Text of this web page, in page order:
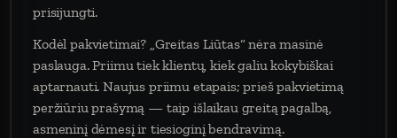
prisijungti.
Kodėl pakvietimai? „Greitas Liūtas“ nėra masinė
paslauga. Priimu tiek klientų, kiek galiu kokybiškai
aptarnauti. Naujus priimu etapais; prieš pakvietimą
peržiūriu prašymą — taip išlaikau greitą pagalbą,
asmeninį dėmesį ir tiesioginį bendravimą.